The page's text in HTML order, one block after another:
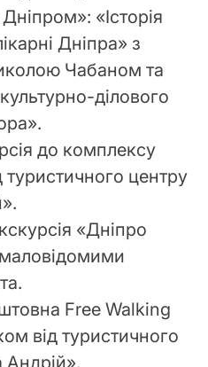
«Історія
Дніпра» з
Чабаном та
ділового
до комплексу
центру
«Дніпро
Free Walking
від туристичного
Андрій».